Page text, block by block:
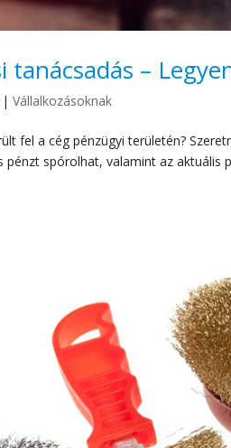
tanácsadás –
|Vállalkozásoknak
fel a cég pénzügyi területén?
pénzt spórolhat, valamint az aktuális